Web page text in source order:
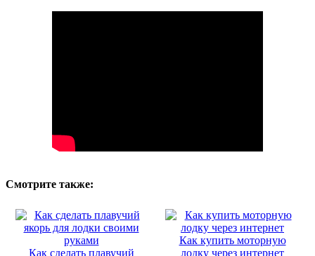
Смотрите также:
Как сделать плавучий
Как купить моторную
лодку через интернет